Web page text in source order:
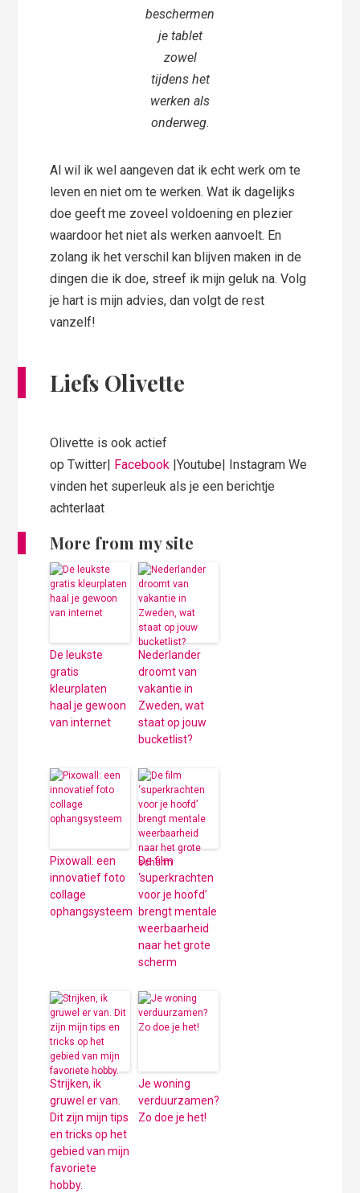
beschermen
je tablet
zowel
tijdens het
werken als
onderweg.
Al wil ik wel aangeven dat ik echt werk om te
leven en niet om te werken. Wat ik dagelijks
doe geeft me zoveel voldoening en plezier
waardoor het niet als werken aanvoelt. En
zolang ik het verschil kan blijven maken in de
dingen die ik doe, streef ik mijn geluk na. Volg
je hart is mijn advies, dan volgt de rest
vanzelf!
Liefs Olivette
Olivette is ook actief
op Twitter| Facebook |Youtube| Instagram We
vinden het superleuk als je een berichtje
achterlaat
More from my site
De leukste
gratis
kleurplaten
haal je gewoon
van internet
Nederlander
droomt van
vakantie in
Zweden, wat
staat op jouw
bucketlist?
Pixowall: een
innovatief foto
collage
ophangsysteem
De film
‘superkrachten
voor je hoofd’
brengt mentale
weerbaarheid
naar het grote
scherm
Strijken, ik
gruwel er van.
Dit zijn mijn tips
en tricks op het
gebied van mijn
favoriete
hobby.
Je woning
verduurzamen?
Zo doe je het!